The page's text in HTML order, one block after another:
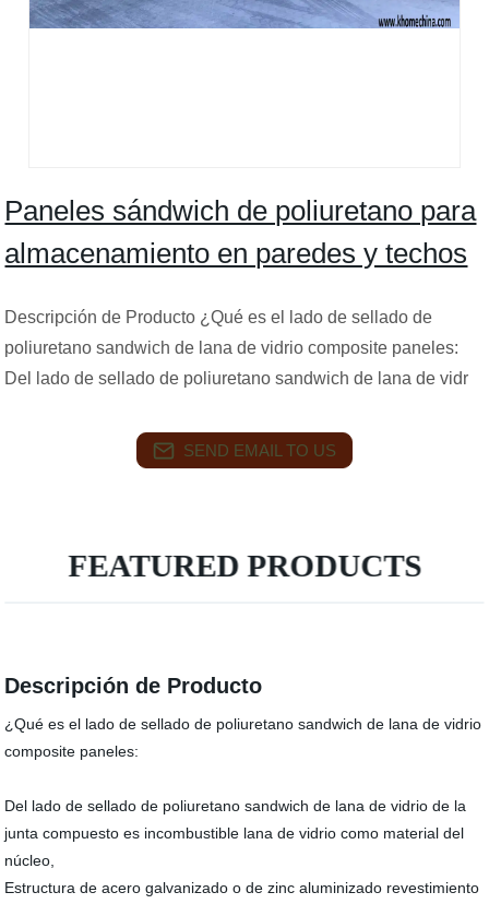
Paneles sándwich de poliuretano para
almacenamiento en paredes y techos
Descripción de Producto ¿Qué es el lado de sellado de
poliuretano sandwich de lana de vidrio composite paneles:
Del lado de sellado de poliuretano sandwich de lana de vidr
SEND EMAIL TO US
FEATURED PRODUCTS
Descripción de Producto
¿Qué es el lado de sellado de poliuretano sandwich de lana de vidrio
composite paneles:
Del lado de sellado de poliuretano sandwich de lana de vidrio de la
junta compuesto es incombustible lana de vidrio como material del
núcleo,
Estructura de acero galvanizado o de zinc aluminizado revestimiento